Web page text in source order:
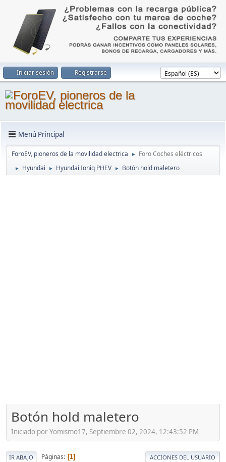
Iniciar sesión Registrarse
Menú Principal
ForoEV, pioneros de la movilidad electrica ► Foro Coches eléctricos
► Hyundai ► Hyundai Ioniq PHEV ► Botón hold maletero
Botón hold maletero
Iniciado por Yomismo17, Septiembre 02, 2024, 12:43:52 PM
IR ABAJO Páginas 1 ACCIONES DEL USUARIO